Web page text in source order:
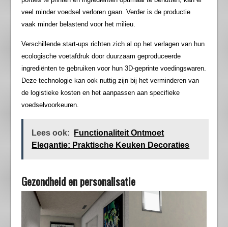
veel minder voedsel verloren gaan. Verder is de productie
vaak minder belastend voor het milieu.
Verschillende start-ups richten zich al op het verlagen van hun
ecologische voetafdruk door duurzaam geproduceerde
ingrediënten te gebruiken voor hun 3D-geprinte voedingswaren.
Deze technologie kan ook nuttig zijn bij het verminderen van
de logistieke kosten en het aanpassen aan specifieke
voedselvoorkeuren.
Lees ook:
Functionaliteit Ontmoet
Elegantie: Praktische Keuken Decoraties
Gezondheid en personalisatie